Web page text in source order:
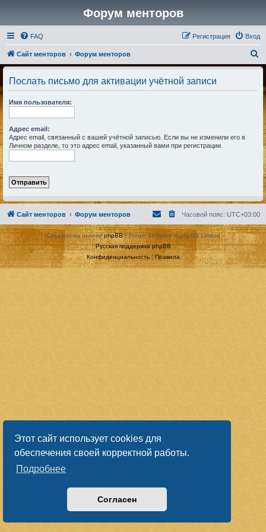
Этот сайт использует cookies для
обеспечения своей корректной работы.
Подробнее
Согласен
Форум менторов
FAQ Вход
Регистрация
Сайт менторов Форум менторов
о
Послать письмо для активации учётной записи
Имя пользователя:
Адрес email:
Адрес email, связанный с вашей учётной записью. Если вы не изменили его в
Личном разделе, то это адрес email, указанный вами при регистрации.
Сайт менторов Форум менторов Часовой пояс: UTC+03:00
Создано на основеphpBB® Forum Software © phpBB Limited
Русская поддержка phpBB
Конфиденциальность| Правила